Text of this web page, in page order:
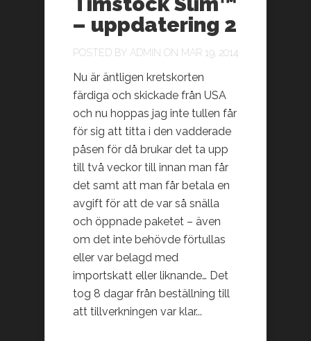
– uppdatering 2
POSTED BY ADMIN ON MAR 19, 2014
Nu är äntligen kretskorten
färdiga och skickade från USA
och nu hoppas jag inte tullen får
för sig att titta i den vadderade
påsen för då brukar det ta upp
till två veckor till innan man får
det samt att man får betala en
avgift för att de var så snälla
och öppnade paketet – även
om det inte behövde förtullas
eller var belagd med
importskatt eller liknande… Det
tog 8 dagar från beställning till
att tillverkningen var klar...